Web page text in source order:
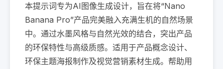
本提示词专为AI图像生成设计，旨在将“Nano
Banana Pro”产品完美融入充满生机的自然场景
中。通过水墨风格与自然光效的结合，突出产品
的环保特性与高级质感。适用于产品概念设计、
环保主题海报制作及视觉营销素材生成。帮助用